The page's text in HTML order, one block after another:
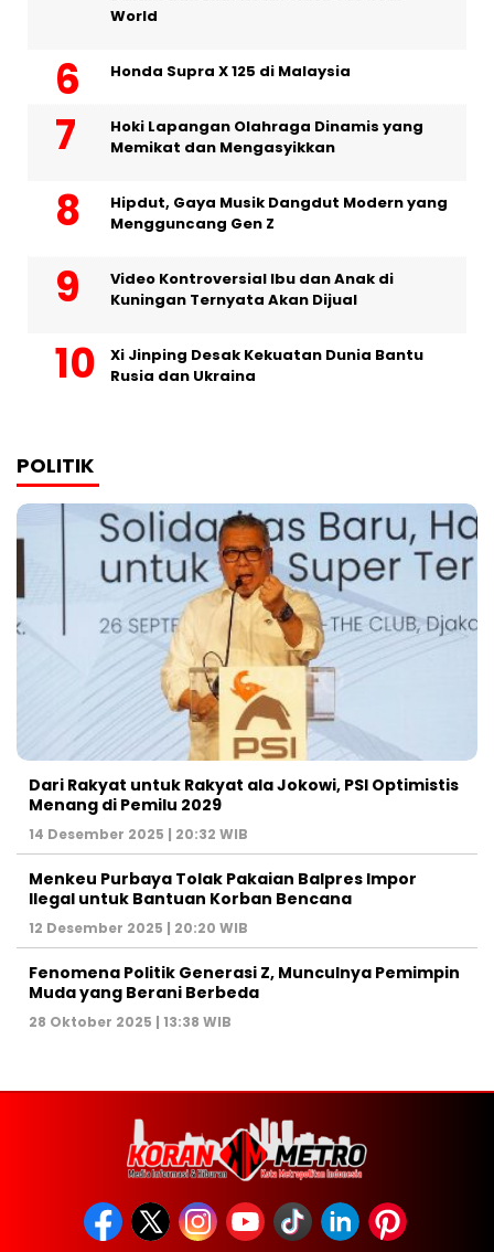
World
Honda Supra X 125 di Malaysia
Hoki Lapangan Olahraga Dinamis yang
Memikat dan Mengasyikkan
Hipdut, Gaya Musik Dangdut Modern yang
Mengguncang Gen Z
Video Kontroversial Ibu dan Anak di
Kuningan Ternyata Akan Dijual
Xi Jinping Desak Kekuatan Dunia Bantu
Rusia dan Ukraina
POLITIK
Dari Rakyat untuk Rakyat ala Jokowi, PSI Optimistis
Menang di Pemilu 2029
14 Desember 2025 | 20:32 WIB
Menkeu Purbaya Tolak Pakaian Balpres Impor
Ilegal untuk Bantuan Korban Bencana
12 Desember 2025 | 20:20 WIB
Fenomena Politik Generasi Z, Munculnya Pemimpin
Muda yang Berani Berbeda
28 Oktober 2025 | 13:38 WIB